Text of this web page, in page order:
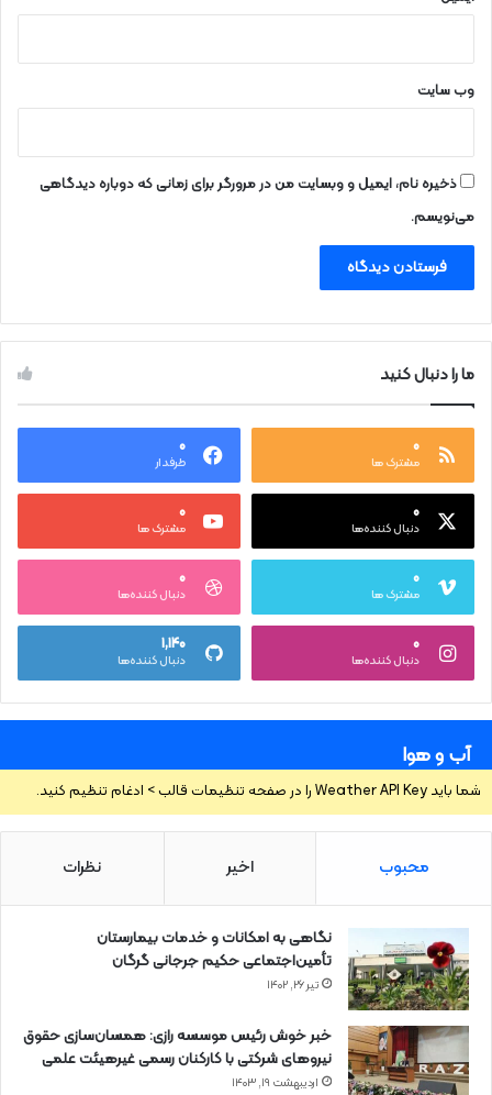
وب‌ سایت
ذخیره نام، ایمیل و وبسایت من در مرورگر برای زمانی که دوباره دیدگاهی
می‌نویسم.
ما را دنبال کنید
۰
مشترک ها
۰
طرفدار
۰
دنبال کننده‌ها
۰
مشترک ها
۰
مشترک ها
۰
دنبال کننده‌ها
۰
دنبال کننده‌ها
۱,۱۴۰
دنبال کننده‌ها
آب و هوا
شما باید Weather API Key را در صفحه تنظیمات قالب > ادغام تنظیم کنید.
محبوب اخیر نظرات
نگاهی به امکانات و خدمات بیمارستان
تأمین‌اجتماعی حکیم جرجانی گرگان
تیر ۲۶, ۱۴۰۲
خبر خوش رئیس موسسه رازی: همسان‌سازی حقوق
نیروهای شرکتی با کارکنان رسمی غیرهیئت علمی
اردیبهشت ۱۹, ۱۴۰۳